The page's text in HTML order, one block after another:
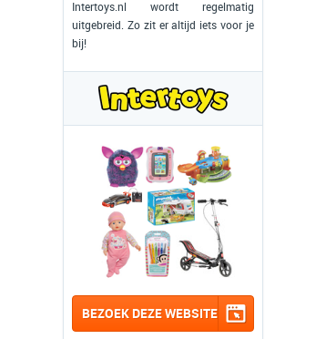
Intertoys.nl wordt regelmatig
uitgebreid. Zo zit er altijd iets voor je
bij!
BEZOEK DEZE WEBSITE